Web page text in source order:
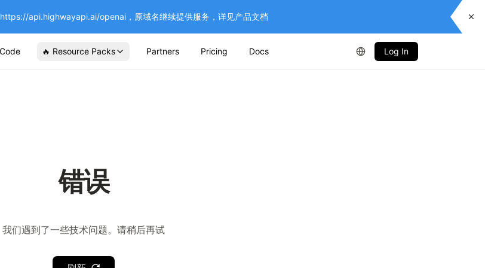
api.highwayapi.ai/openai，原域名继续提供服务，详见产品文档
🔥 Resource Packs Partners Pricing Docs Log In
错误
我们遇到了一些技术问题。请稍后再试